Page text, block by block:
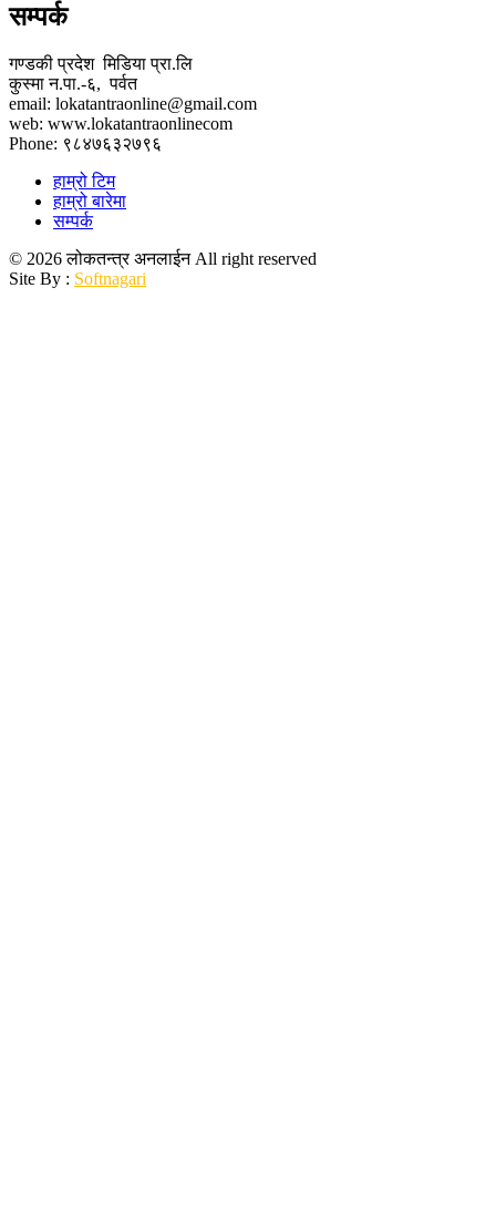
सम्पर्क
गण्डकी प्रदेश मिडिया प्रा.लि
कुस्मा न.पा.-६, पर्वत
email: lokatantraonline@gmail.com
web: www.lokatantraonlinecom
Phone: ९८४७६३२७९६
हाम्रो टिम
हाम्रो बारेमा
सम्पर्क
© 2026 लोकतन्त्र अनलाईन All right reserved
Site By : Softnagari